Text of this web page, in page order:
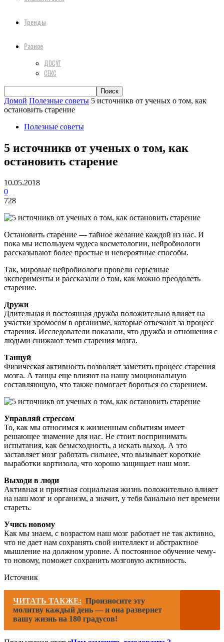
Тренды
Разное
ДОСУГ
СЕКС
Домой Полезные советы 5 источникв от ученых о том, как
остановить старение
Полезные советы
5 источникв от ученых о том, как
остановить старение
10.05.2018
0
728
Остановить старение — тайное желание каждой из нас. И
пока мы используем чудеса косметологии, нейробиологи
рассказывают более простые и невероятные способы.
Так, мировые нейробиологи провели серьезные
эксперименты и рассказали о том, как можно преодолеть
старение.
Дружи
Длительная и постоянная дружба положительно влияет на
участки хромосом в организме, которые отвечают за процесс
старения. Исследователи показали, что дружба и отношения с
людьми снижают темп старения мозга.
Танцуй
Физическая активность позволяет заметить процесс старения
мозга. А танцы еще влияют на нашу эмоциональную
составляющую, что также помогает бороться со старением.
Управляй стрессом
То, как мы относимся к жизненным событиям имеет
решающее знамение для нас. Не стоит воспринимать
испытания, как безысходность, а искать выход. А это
заставляет мозг работать сильнее, что вызывает короткие
выработки кортизола, что хорошо защищает наш мозг.
Выходи в люди
Активная и приятная социальная жизнь положительно влияет
на наш мозг и организм, а значит, у тебя банально нет времени
стареть.
Учись новому
Как мы знаем, с возрастом наш мозг работает не так активно,
что не дает нам сохранять свой интеллект и абстрактное
мышление на должном уровне. А постоянное обучение чему-
то новому, поможет сохранить мозговую активность.
Источник
ЧИТАТЬ ТАКЖЕ: Произносите эту
молитву каждый день — и она развернет
вашу жизнь на 180 градусов!